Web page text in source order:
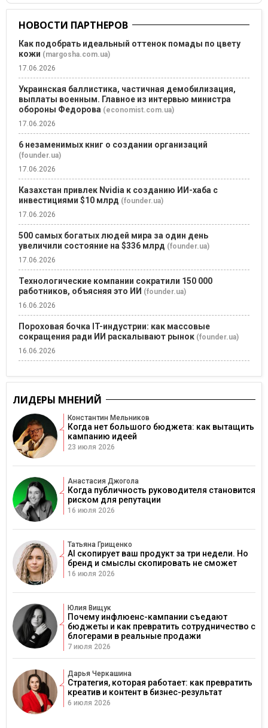
НОВОСТИ ПАРТНЕРОВ
Как подобрать идеальный оттенок помады по цвету
кожи (margosha.com.ua)
17.06.2026
Украинская баллистика, частичная демобилизация,
выплаты военным. Главное из интервью министра
обороны Федорова (economist.com.ua)
17.06.2026
6 незаменимых книг о создании организаций
(founder.ua)
17.06.2026
Казахстан привлек Nvidia к созданию ИИ-хаба с
инвестициями $10 млрд (founder.ua)
17.06.2026
500 самых богатых людей мира за один день
увеличили состояние на $336 млрд (founder.ua)
17.06.2026
Технологические компании сократили 150 000
работников, объясняя это ИИ (founder.ua)
16.06.2026
Пороховая бочка IT-индустрии: как массовые
сокращения ради ИИ раскалывают рынок (founder.ua)
16.06.2026
ЛИДЕРЫ МНЕНИЙ
Константин Мельников
Когда нет большого бюджета: как вытащить
кампанию идеей
23 июля 2026
Анастасия Джогола
Когда публичность руководителя становится
риском для репутации
16 июля 2026
Татьяна Грищенко
AI скопирует ваш продукт за три недели. Но
бренд и смыслы скопировать не сможет
16 июля 2026
Юлия Вищук
Почему инфлюенс-кампании съедают
бюджеты и как превратить сотрудничество с
блогерами в реальные продажи
7 июля 2026
Дарья Черкашина
Стратегия, которая работает: как превратить
креатив и контент в бизнес-результат
6 июля 2026